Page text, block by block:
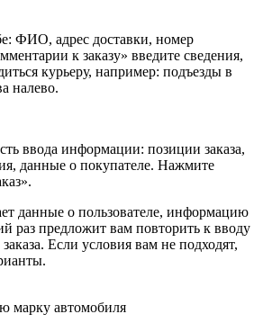
ФИО, адрес доставки, номер
к заказу» введите сведения,
курьеру, например: подъезды в
налево.
ввода информации: позиции заказа,
данные о покупателе. Нажмите
данные о пользователе, информацию
раз предложит вам повторить к вводу
Если условия вам не подходят,
марку автомобиля